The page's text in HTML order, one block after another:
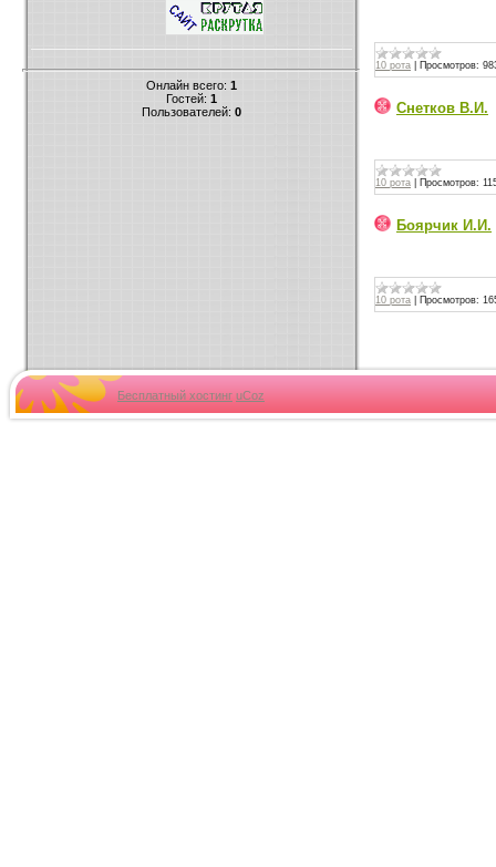
Онлайн всего: 1
Гостей: 1
Пользователей: 0
10 рота Просмотров:
Снетков В.И.
10 рота Просмотров:
Боярчик И.И.
10 рота Просмотров:
Бесплатный хостинг uCoz